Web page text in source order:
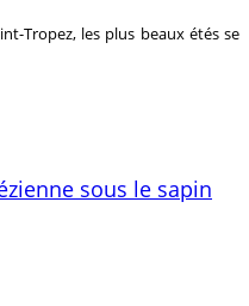
Tropez, les plus beaux étés se
sous le sapin